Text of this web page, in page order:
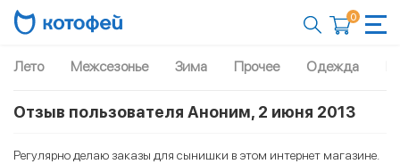
0
Лето Межсезонье Зима Прочее Одежда
Отзыв пользователя Аноним, 2 июня 2013
Регулярно делаю заказы для сынишки в этом интернет магазине.